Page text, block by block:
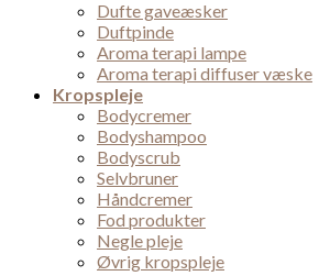
Dufte gaveæsker
Duftpinde
Aroma terapi lampe
Aroma terapi diffuser væske
Kropspleje
Bodycremer
Bodyshampoo
Bodyscrub
Selvbruner
Håndcremer
Fod produkter
Negle pleje
Øvrig kropspleje